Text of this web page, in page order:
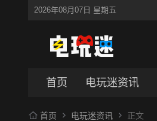
2026年08月07日 星期五
首页 电玩迷资讯
首页 电玩迷资讯 正文